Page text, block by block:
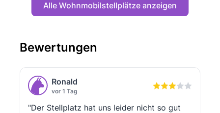
Alle Wohnmobilstellplätze anzeigen
Bewertungen
Ronald
vor 1 Tag
"Der Stellplatz hat uns leider nicht so gut